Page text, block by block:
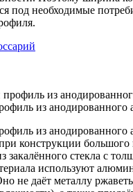
под необходимые
из анодированного
из анодированного
конструкции большого
закалённого стекла с
используют
не даёт металлу